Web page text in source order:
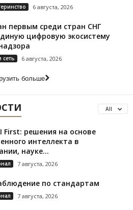
6 августа, 2026
первым среди стран СНГ
цифровую экосистему
сеть 6 августа, 2026
больше
All
First: решения на основе
интеллекта в
науке...
7 августа, 2026
по стандартам
7 августа, 2026